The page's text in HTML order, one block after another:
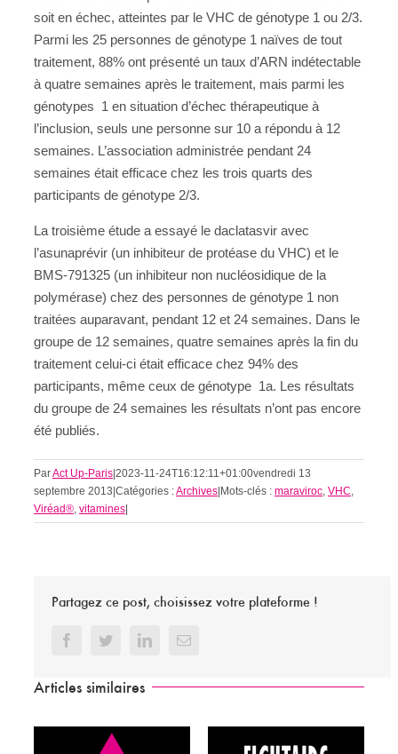
soit en échec, atteintes par le VHC de génotype 1 ou 2/3.
Parmi les 25 personnes de génotype 1 naïves de tout
traitement, 88% ont présenté un taux d’ARN indétectable
à quatre semaines après le traitement, mais parmi les
génotypes 1 en situation d’échec thérapeutique à
l’inclusion, seuls une personne sur 10 a répondu à 12
semaines. L’association administrée pendant 24
semaines était efficace chez les trois quarts des
participants de génotype 2/3.
La troisième étude a essayé le daclatasvir avec
l’asunaprévir (un inhibiteur de protéase du VHC) et le
BMS-791325 (un inhibiteur non nucléosidique de la
polymérase) chez des personnes de génotype 1 non
traitées auparavant, pendant 12 et 24 semaines. Dans le
groupe de 12 semaines, quatre semaines après la fin du
traitement celui-ci était efficace chez 94% des
participants, même ceux de génotype 1a. Les résultats
du groupe de 24 semaines les résultats n’ont pas encore
été publiés.
ParAct Up-Paris|2023-11-24T16:12:11+01:00vendredi 13
septembre 2013|Catégories :Archives|Mots-clés : maraviroc VHC
Viréad® vitamines|
Partagez ce post, choisissez votre plateforme !
FacebookTwitterLinkedInEmail
Articles similaires